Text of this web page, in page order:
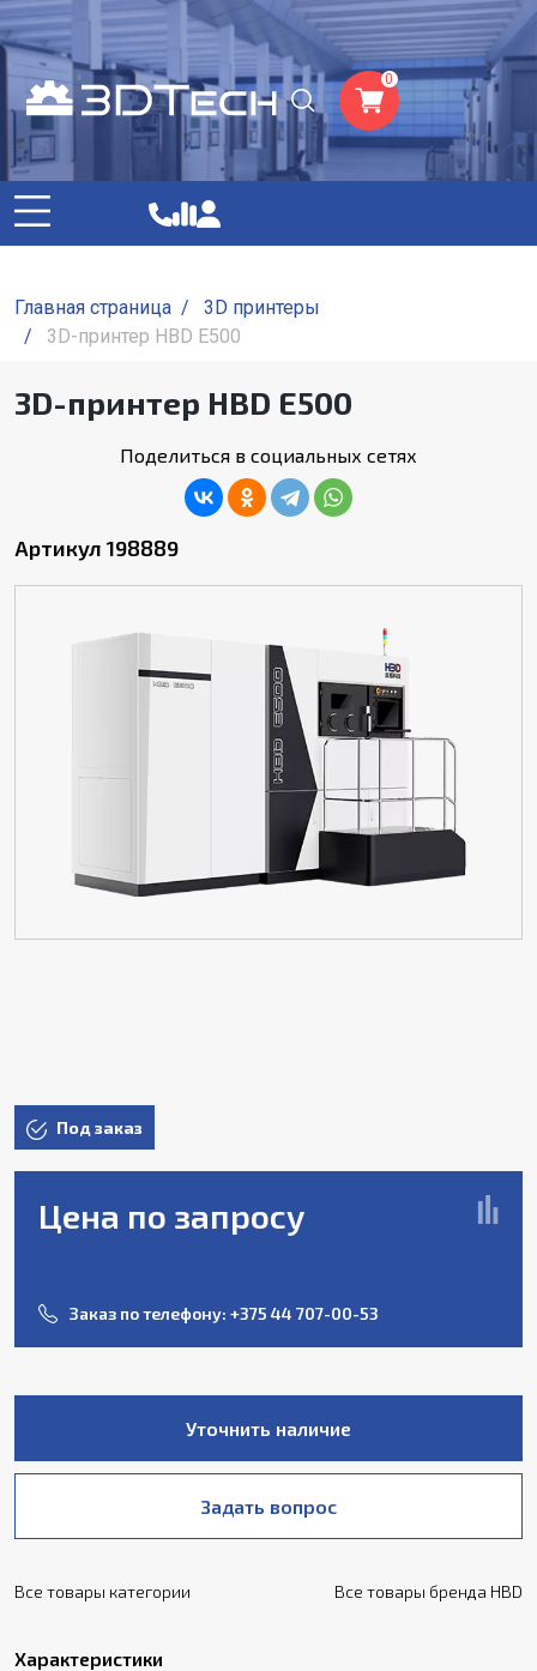
0
Главная страница /
3D принтеры
/
3D-принтер HBD E500
3D-принтер HBD E500
Поделиться в социальных сетях
Артикул 198889
Под заказ
Цена по запросу
Заказ по телефону: +375 44 707-00-53
Уточнить наличие
Задать вопрос
Все товары категории Все товары бренда HBD
Характеристики